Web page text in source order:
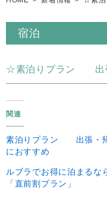
宿泊
☆素泊りプラン 出
関連
素泊りプラン 出張・
におすすめ
ルブラでお得に泊まるな
「直前割プラン」